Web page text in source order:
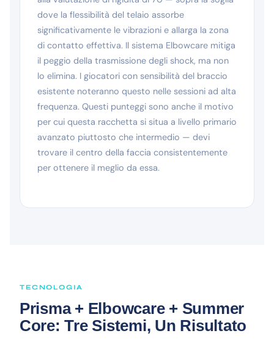
dove la flessibilità del telaio assorbe
significativamente le vibrazioni e allarga la zona
di contatto effettiva. Il sistema Elbowcare mitiga
il peggio della trasmissione degli shock, ma non
lo elimina. I giocatori con sensibilità del braccio
esistente noteranno questo nelle sessioni ad alta
frequenza. Questi punteggi sono anche il motivo
per cui questa racchetta si situa a livello primario
avanzato piuttosto che intermedio — devi
trovare il centro della faccia consistentemente
per ottenere il meglio da essa.
TECNOLOGIA
Prisma + Elbowcare + Summer
Core: Tre Sistemi, Un Risultato